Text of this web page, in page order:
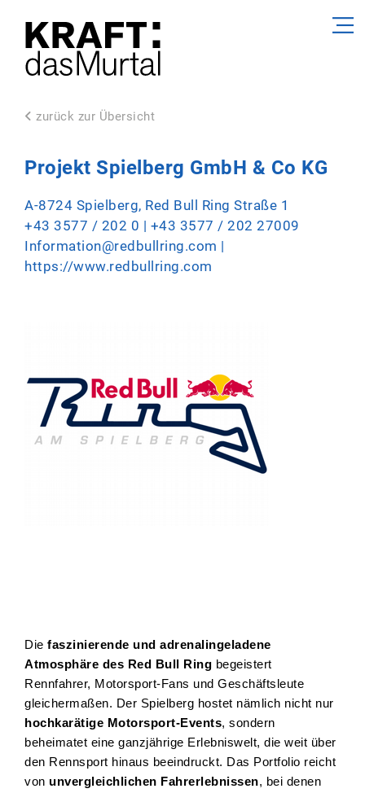
zurück zur Übersicht
Projekt Spielberg GmbH & Co KG
A-8724 Spielberg, Red Bull Ring Straße 1
+43 3577 / 202 0 | +43 3577 / 202 27009
Information@redbullring.com |
https://www.redbullring.com
Die faszinierende und adrenalingeladene
Atmosphäre des Red Bull Ring begeistert
Rennfahrer, Motorsport-Fans und Geschäftsleute
gleichermaßen. Der Spielberg hostet nämlich nicht nur
hochkarätige Motorsport-Events, sondern
beheimatet eine ganzjährige Erlebniswelt, die weit über
den Rennsport hinaus beeindruckt. Das Portfolio reicht
von unvergleichlichen Fahrerlebnissen, bei denen